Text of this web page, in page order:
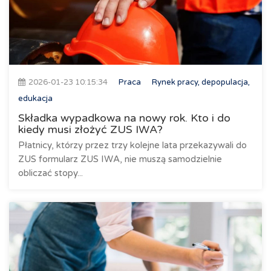
2026-01-23 10:15:34 Praca
Rynek pracy, depopulacja,
edukacja
Składka wypadkowa na nowy rok. Kto i do
kiedy musi złożyć ZUS IWA?
Płatnicy, którzy przez trzy kolejne lata przekazywali do
ZUS formularz ZUS IWA, nie muszą samodzielnie
obliczać stopy...